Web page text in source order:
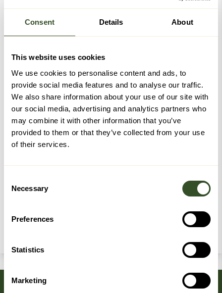
Consent Details About
This website uses cookies
We use cookies to personalise content and ads, to
provide social media features and to analyse our traffic.
We also share information about your use of our site with
our social media, advertising and analytics partners who
may combine it with other information that you’ve
provided to them or that they’ve collected from your use
of their services.
Selection
Necessary
Preferences
Statistics
Marketing
Land: *
Nyhetsbrev
Meld deg på nyhetsbrevet vårt for å få oppdateringer fra oss.
Jeg ønsker å bli medlem i kundeklubben og
godkjenner